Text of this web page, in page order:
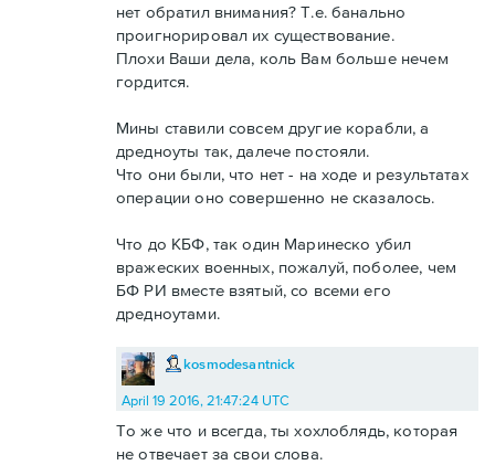
нет обратил внимания? Т.е. банально
проигнорировал их существование.
Плохи Ваши дела, коль Вам больше нечем
гордится.
Мины ставили совсем другие корабли, а
дредноуты так, далече постояли.
Что они были, что нет - на ходе и результатах
операции оно совершенно не сказалось.
Что до КБФ, так один Маринеско убил
вражеских военных, пожалуй, поболее, чем
БФ РИ вместе взятый, со всеми его
дредноутами.
kosmodesantnick
April 19 2016, 21:47:24 UTC
То же что и всегда, ты хохлоблядь, которая
не отвечает за свои слова.